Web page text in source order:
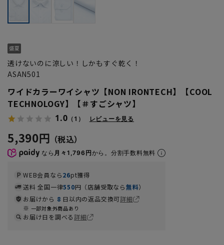
透けないのに涼しい！しかもすぐ乾く！
ASAN501
ワイドカラーワイシャツ【NON IRONTECH】【COOL
TECHNOLOGY】【＃すごシャツ】
1.0 （1） レビューを見る
5,390円
なら 月々1,796円から。分割手数料無料
WEB会員なら26pt獲得
送料 全国一律550円（店舗受取なら無料）
お届けから 8 日以内の返品交換可詳細
一部対象外商品あり
お届け日を調べる詳細